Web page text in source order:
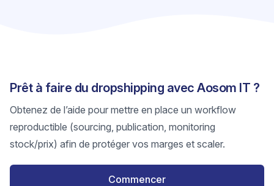
Prêt à faire du dropshipping avec Aosom IT ?
Obtenez de l’aide pour mettre en place un workflow
reproductible (sourcing, publication, monitoring
stock/prix) afin de protéger vos marges et scaler.
Commencer